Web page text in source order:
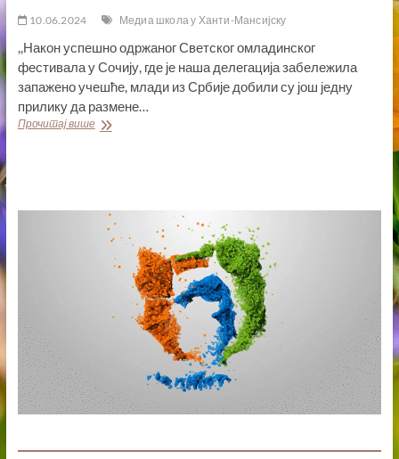
10.06.2024 Медиа школа у Ханти-Мансијску
,,Након успешно одржаног Светског омладинског
фестивала у Сочију, где је наша делегација забележила
запажено учешће, млади из Србије добили су још једну
прилику да размене…
Прочитај вишеМЕДИА
ЈУНА
РУСКОМ
ГРАДУ
ХАНТИ-
МАНСИЈСКУ